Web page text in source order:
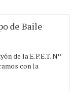
de Baile
de la E.P.E.T. Nº
con la